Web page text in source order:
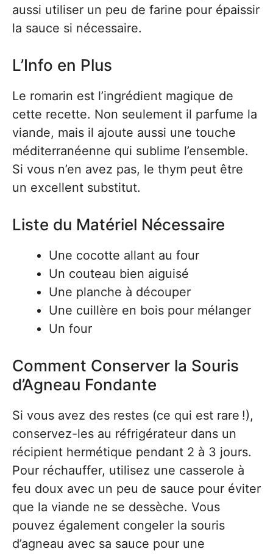
aussi utiliser un peu de farine pour épaissir
la sauce si nécessaire.
L’Info en Plus
Le romarin est l’ingrédient magique de
cette recette. Non seulement il parfume la
viande, mais il ajoute aussi une touche
méditerranéenne qui sublime l’ensemble.
Si vous n’en avez pas, le thym peut être
un excellent substitut.
Liste du Matériel Nécessaire
Une cocotte allant au four
Un couteau bien aiguisé
Une planche à découper
Une cuillère en bois pour mélanger
Un four
Comment Conserver la Souris
d’Agneau Fondante
Si vous avez des restes (ce qui est rare !),
conservez-les au réfrigérateur dans un
récipient hermétique pendant 2 à 3 jours.
Pour réchauffer, utilisez une casserole à
feu doux avec un peu de sauce pour éviter
que la viande ne se dessèche. Vous
pouvez également congeler la souris
d’agneau avec sa sauce pour une